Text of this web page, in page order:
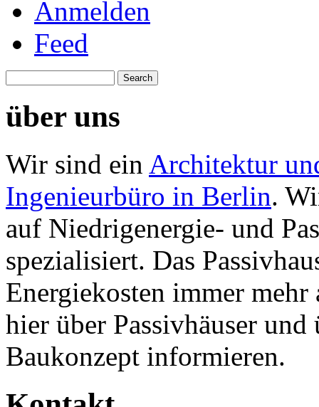
Anmelden
Feed
über uns
Wir sind ein Architektur
Ingenieurbüro in Berlin.
auf Niedrigenergie- und
spezialisiert. Das
Energiekosten immer
hier über Passivhäuser und
Baukonzept informieren.